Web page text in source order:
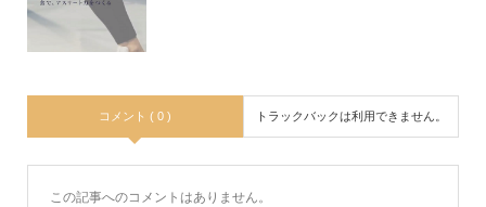
コメント ( 0 ) トラックバックは利用できません。
この記事へのコメントはありません。